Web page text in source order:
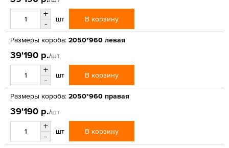
+
-
шт В корзину
Размеры короба: 2050*960 левая
39'190 р./шт
+
-
шт В корзину
Размеры короба: 2050*960 правая
39'190 р./шт
+
-
шт В корзину